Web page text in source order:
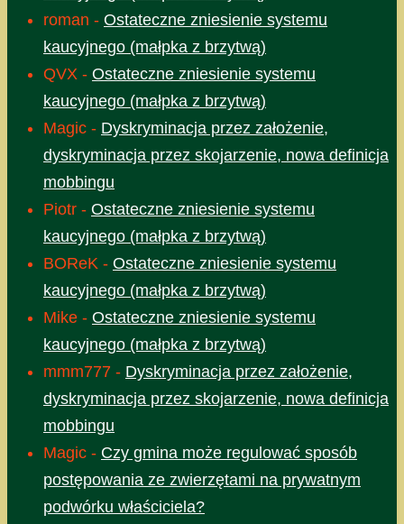
roman - Ostateczne zniesienie systemu
kaucyjnego (małpka z brzytwą)
QVX - Ostateczne zniesienie systemu
kaucyjnego (małpka z brzytwą)
Magic - Dyskryminacja przez założenie,
dyskryminacja przez skojarzenie, nowa definicja
mobbingu
Piotr - Ostateczne zniesienie systemu
kaucyjnego (małpka z brzytwą)
BOReK - Ostateczne zniesienie systemu
kaucyjnego (małpka z brzytwą)
Mike - Ostateczne zniesienie systemu
kaucyjnego (małpka z brzytwą)
mmm777 - Dyskryminacja przez założenie,
dyskryminacja przez skojarzenie, nowa definicja
mobbingu
Magic - Czy gmina może regulować sposób
postępowania ze zwierzętami na prywatnym
podwórku właściciela?